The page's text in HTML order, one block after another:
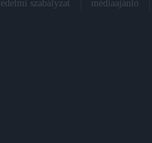
szabályzat médiaajánló